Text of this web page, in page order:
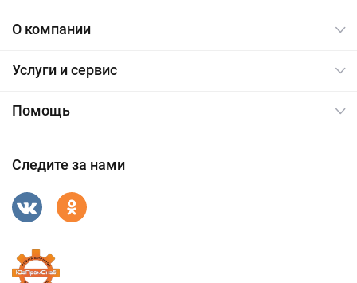
О компании
Услуги и сервис
Помощь
Следите за нами